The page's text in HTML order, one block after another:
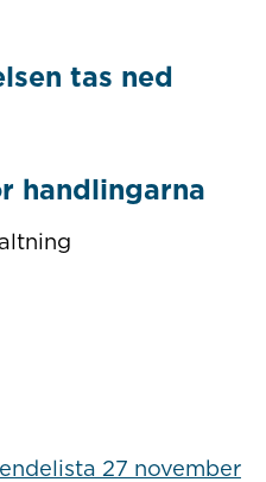
tas ned
handlingarna
27 november